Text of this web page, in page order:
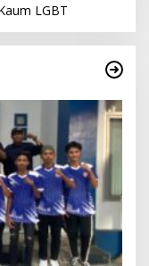
LGBT